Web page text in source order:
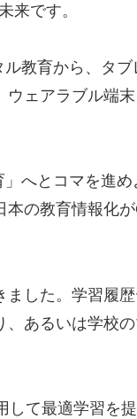
来です。
教育から、タ
ェアラブル端末
へとコマを進
の教育情報化
した。学習履歴
あるいは学校
して最適学習を